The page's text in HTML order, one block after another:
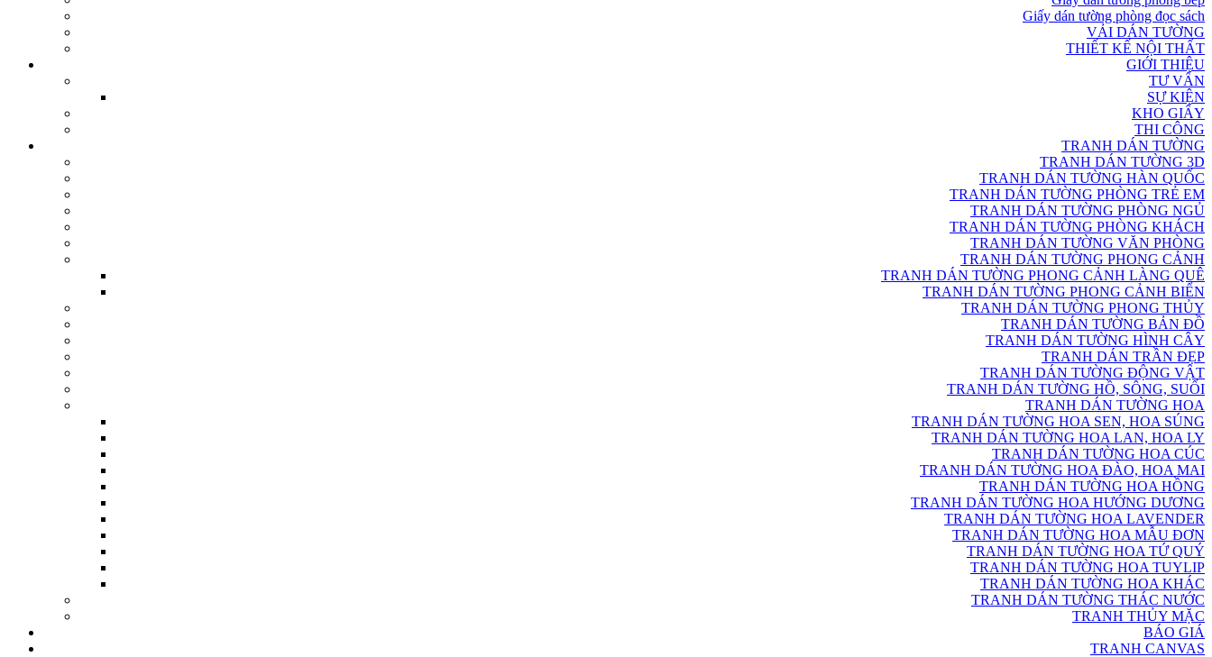
Giấy dán tường phòng đọc sách
VẢI DÁN TƯỜNG
THIẾT KẾ NỘI THẤT
GIỚI THIỆU
TƯ VẤN
SỰ KIỆN
KHO GIẤY
THI CÔNG
TRANH DÁN TƯỜNG
TRANH DÁN TƯỜNG 3D
TRANH DÁN TƯỜNG HÀN QUỐC
TRANH DÁN TƯỜNG PHÒNG TRẺ EM
TRANH DÁN TƯỜNG PHÒNG NGỦ
TRANH DÁN TƯỜNG PHÒNG KHÁCH
TRANH DÁN TƯỜNG VĂN PHÒNG
TRANH DÁN TƯỜNG PHONG CẢNH
TRANH DÁN TƯỜNG PHONG CẢNH LÀNG QUÊ
TRANH DÁN TƯỜNG PHONG CẢNH BIỂN
TRANH DÁN TƯỜNG PHONG THỦY
TRANH DÁN TƯỜNG BẢN ĐỒ
TRANH DÁN TƯỜNG HÌNH CÂY
TRANH DÁN TRẦN ĐẸP
TRANH DÁN TƯỜNG ĐỘNG VẬT
TRANH DÁN TƯỜNG HỒ, SÔNG, SUỐI
TRANH DÁN TƯỜNG HOA
TRANH DÁN TƯỜNG HOA SEN, HOA SÚNG
TRANH DÁN TƯỜNG HOA LAN, HOA LY
TRANH DÁN TƯỜNG HOA CÚC
TRANH DÁN TƯỜNG HOA ĐÀO, HOA MAI
TRANH DÁN TƯỜNG HOA HỒNG
TRANH DÁN TƯỜNG HOA HƯỚNG DƯƠNG
TRANH DÁN TƯỜNG HOA LAVENDER
TRANH DÁN TƯỜNG HOA MẪU ĐƠN
TRANH DÁN TƯỜNG HOA TỨ QUÝ
TRANH DÁN TƯỜNG HOA TUYLIP
TRANH DÁN TƯỜNG HOA KHÁC
TRANH DÁN TƯỜNG THÁC NƯỚC
TRANH THỦY MẶC
BÁO GIÁ
TRANH CANVAS